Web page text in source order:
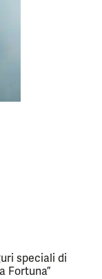
speciali di
Fortuna”